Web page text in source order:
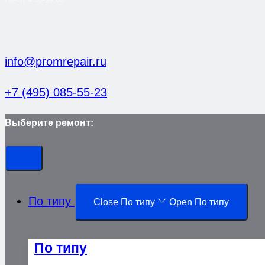
info@promrepair.ru
+7 (495) 085-55-23
Выберите ремонт:
По типу Close По типу Open По типу
По типу